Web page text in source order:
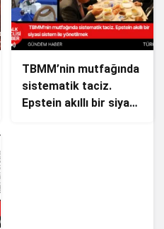
TBMM’nin mutfağında
sistematik taciz.
Epstein akıllı bir siyasi